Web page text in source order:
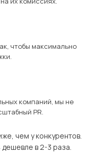
чтобы максимально
компаний, мы не
PR.
чем у конкурентов.
в 2-3 раза.